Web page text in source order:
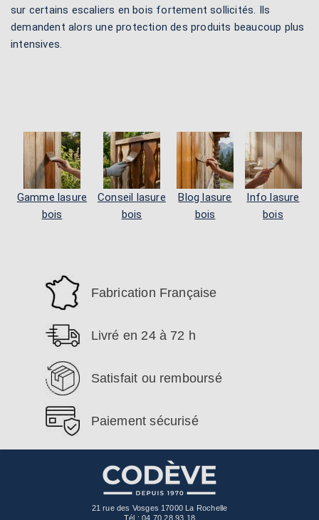
sur certains escaliers en bois fortement sollicités. Ils
demandent alors une protection des produits beaucoup plus
intensives.
Gamme lasure
bois
Conseil lasure
bois
Blog lasure
bois
Info lasure
bois
Fabrication Française
Livré en 24 à 72 h
Satisfait ou remboursé
Paiement sécurisé
21 rue des Vosges 17000 La Rochelle
Tél :04 70 28 93 18